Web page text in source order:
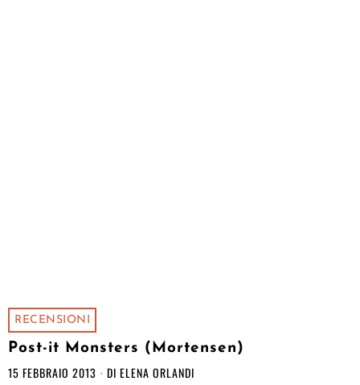
RECENSIONI
Post-it Monsters (Mortensen)
15 FEBBRAIO 2013 DI ELENA ORLANDI